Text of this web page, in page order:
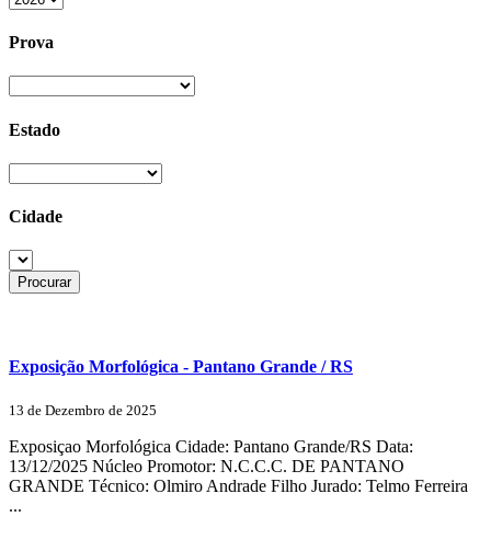
Prova
Estado
Cidade
Exposição Morfológica - Pantano Grande / RS
13 de Dezembro de 2025
Exposiçao Morfológica Cidade: Pantano Grande/RS Data:
13/12/2025 Núcleo Promotor: N.C.C.C. DE PANTANO
GRANDE Técnico: Olmiro Andrade Filho Jurado: Telmo Ferreira
...